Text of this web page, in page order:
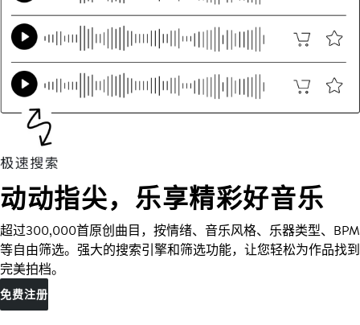
动动指尖，乐享精彩好音乐
超过300,000首原创曲目，按情绪、音乐风格、乐器类型、BPM
等自由筛选。强大的搜索引擎和筛选功能，让您轻松为作品找到
完美拍档。
免费注册